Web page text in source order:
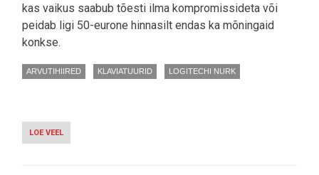
kas vaikus saabub tõesti ilma kompromissideta või
peidab ligi 50-eurone hinnasilt endas ka mõningaid
konkse.
ARVUTIHIIRED KLAVIATUURID LOGITECHI NURK
LOE VEEL
VAIKUS